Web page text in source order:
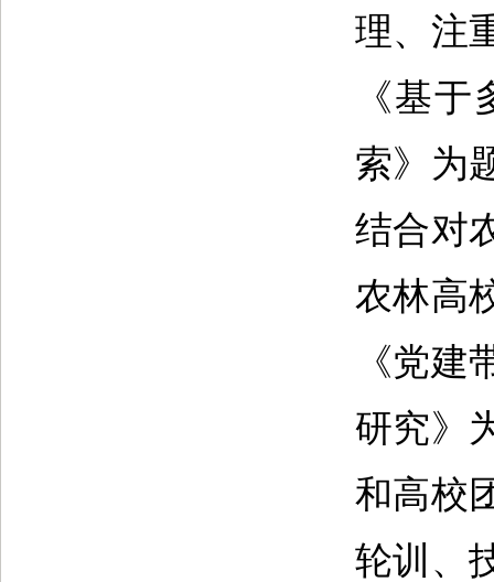
理、注
《基
索》为
结合对
农林高
《党
研究》
和高校
轮训、